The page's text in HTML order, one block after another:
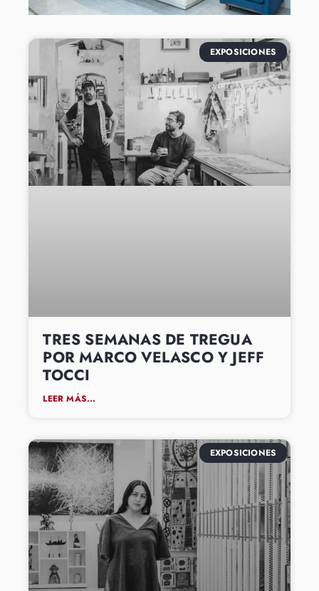
EXPOSICIONES
TRES SEMANAS DE TREGUA
POR MARCO VELASCO Y JEFF
TOCCI
LEER MÁS...
EXPOSICIONES